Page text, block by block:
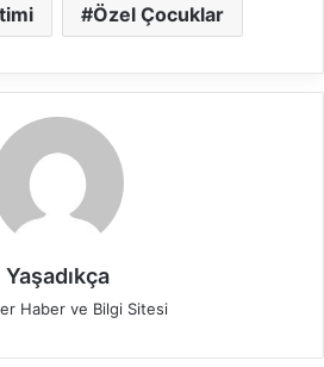
Özel Çocuklar
Yaşadıkça
Haber ve Bilgi Sitesi